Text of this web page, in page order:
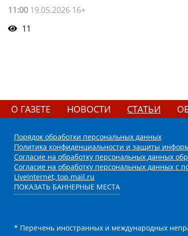
11:00 19.05.2026 16+
11
О ГАЗЕТЕ НОВОСТИ СТАТЬИ
Порядок обработки персональных данных
Политика конфиденциальности и защиты
Согласие на обработку персональных данных
Согласие на обработку персональных данных с
LiveInternet, top.mail.ru
ПОКАЗАТЬ БАННЕРНЫЕ МЕСТА
* Перечень иностранных и международных